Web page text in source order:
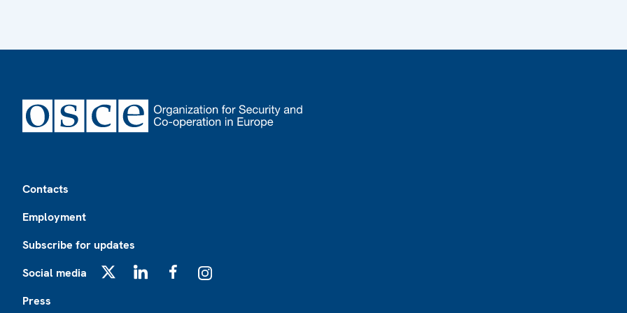
Contacts
Employment
Subscribe for updates
Social media
Press